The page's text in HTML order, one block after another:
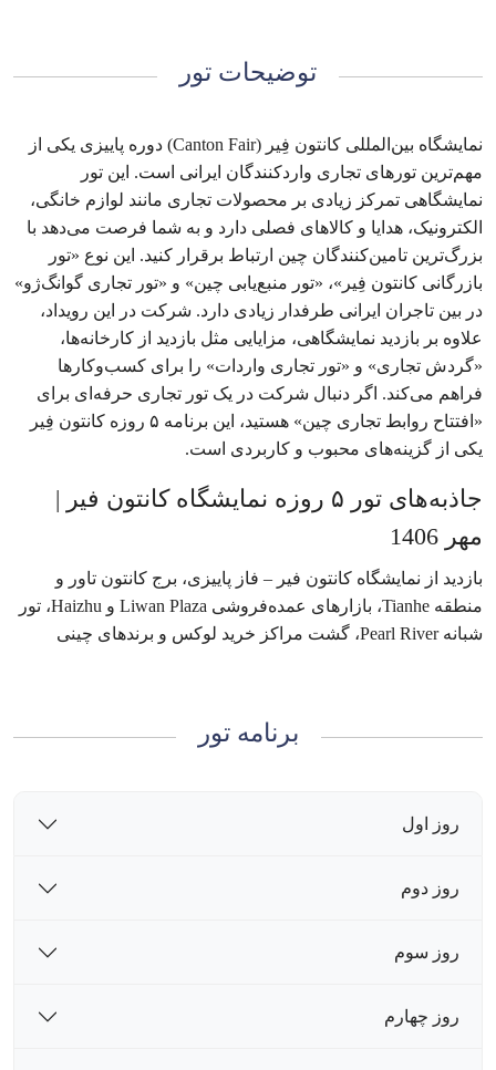
توضیحات تور
نمایشگاه بین‌المللی کانتون ‌فِیر (Canton Fair) دوره پاییزی یکی از
مهم‌ترین تورهای تجاری واردکنندگان ایرانی است. این تور
نمایشگاهی تمرکز زیادی بر محصولات تجاری مانند لوازم خانگی،
الکترونیک، هدایا و کالاهای فصلی دارد و به شما فرصت می‌دهد با
بزرگ‌ترین تامین‌کنندگان چین ارتباط برقرار کنید. این نوع «تور
بازرگانی کانتون فِیر»، «تور منبع‌یابی چین» و «تور تجاری گوانگ‌ژو»
در بین تاجران ایرانی طرفدار زیادی دارد. شرکت در این رویداد،
علاوه بر بازدید نمایشگاهی، مزایایی مثل بازدید از کارخانه‌ها،
«گردش تجاری» و «تور تجاری واردات» را برای کسب‌وکارها
فراهم می‌کند. اگر دنبال شرکت در یک تور تجاری حرفه‌ای برای
«افتتاح روابط تجاری چین» هستید، این برنامه ۵ روزه کانتون فِیر
یکی از گزینه‌های محبوب و کاربردی است.
جاذبه‌های تور ۵ روزه نمایشگاه کانتون فیر |
مهر 1406
بازدید از نمایشگاه کانتون فیر – فاز پاییزی، برج کانتون تاور و
منطقه Tianhe، بازارهای عمده‌فروشی Liwan Plaza و Haizhu، تور
شبانه Pearl River، گشت مراکز خرید لوکس و برندهای چینی
برنامه تور
روز اول
روز دوم
روز سوم
روز چهارم